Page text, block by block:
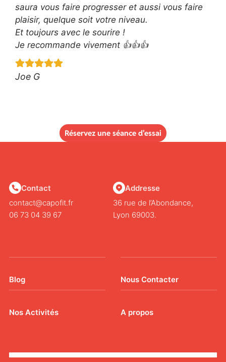
saura vous faire progresser et aussi vous faire
plaisir, quelque soit votre niveau.
Et toujours avec le sourire !
Je recommande vivement 👍👍👍
Joe G
Réservez une séance d'essai
Contact
contact@capofit.fr
06 73 04 39 67
Addresse
36 rue de l’Abondance,
Lyon 69003.
Blog Nous Contacter
Nos Activités A propos